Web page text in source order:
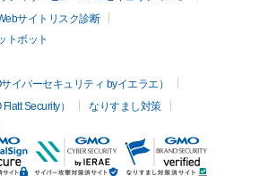
サイトリスク診断
トボット
イバーセキュリティ byイエラエ）
Security）
なりすまし対策